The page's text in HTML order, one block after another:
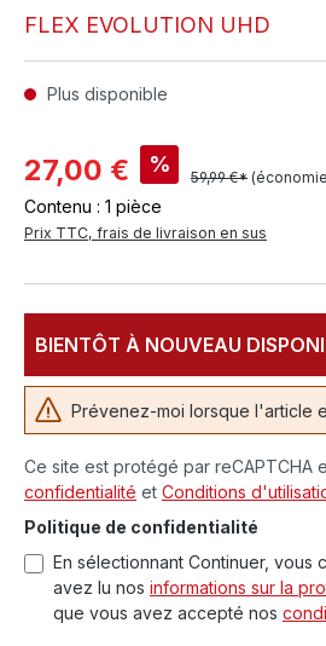
FLEX EVOLUTION UHD
Plus disponible
27,00 € %
59,99 €*
Contenu : 1 pièce
Prix TTC, frais de livraison en sus
BIENTÔT À NOUVEAU
Prévenez-moi lorsque l'article
Ce site est protégé par reCAPTCHA
confidentialité et Conditions
Politique de confidentialité
En sélectionnant Continuer, vous
avez lu nos informations sur la
que vous avez accepté nos